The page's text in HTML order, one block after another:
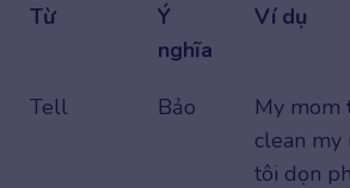
Từ
Ý
nghĩa
Ví dụ
Tell Bảo My mom
clean my
tôi dọn